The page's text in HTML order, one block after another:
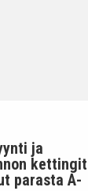
ja
kettingit
parasta A-